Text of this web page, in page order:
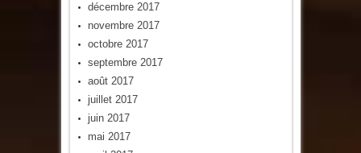
décembre 2017
novembre 2017
octobre 2017
septembre 2017
août 2017
juillet 2017
juin 2017
mai 2017